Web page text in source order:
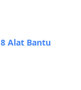
Alat Bantu